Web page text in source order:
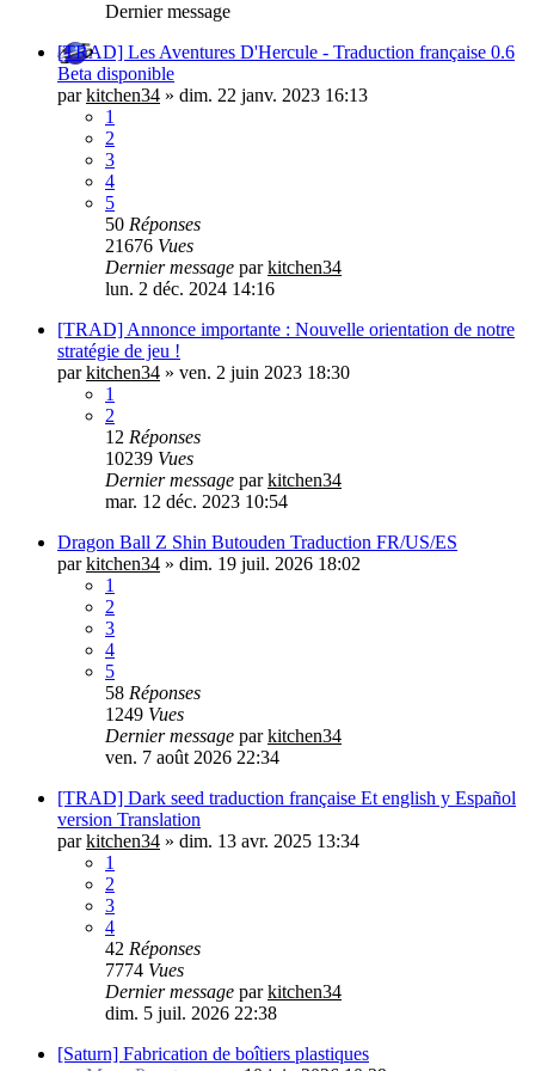
Dernier message
[TRAD] Les Aventures D'Hercule - Traduction française 0.6
Beta disponible
parkitchen34 » dim. 22 janv. 2023 16:13
1
2
3
4
5
50 Réponses
21676 Vues
Dernier message parkitchen34
lun. 2 déc. 2024 14:16
[TRAD] Annonce importante : Nouvelle orientation de notre
stratégie de jeu !
parkitchen34 » ven. 2 juin 2023 18:30
1
2
12 Réponses
10239 Vues
Dernier message parkitchen34
mar. 12 déc. 2023 10:54
Dragon Ball Z Shin Butouden Traduction FR/US/ES
parkitchen34 » dim. 19 juil. 2026 18:02
1
2
3
4
5
58 Réponses
1249 Vues
Dernier message parkitchen34
ven. 7 août 2026 22:34
[TRAD] Dark seed traduction française Et english y Español
version Translation
parkitchen34 » dim. 13 avr. 2025 13:34
1
2
3
4
42 Réponses
7774 Vues
Dernier message parkitchen34
dim. 5 juil. 2026 22:38
[Saturn] Fabrication de boîtiers plastiques